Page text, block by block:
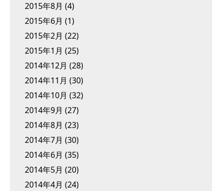
2015年8月 (4)
2015年6月 (1)
2015年2月 (22)
2015年1月 (25)
2014年12月 (28)
2014年11月 (30)
2014年10月 (32)
2014年9月 (27)
2014年8月 (23)
2014年7月 (30)
2014年6月 (35)
2014年5月 (20)
2014年4月 (24)